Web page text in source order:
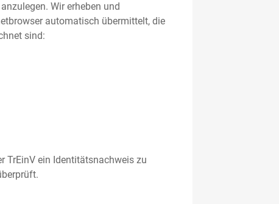
Wir erheben und
automatisch übermittelt, die
sind:
TrEinV ein Identitätsnachweis zu